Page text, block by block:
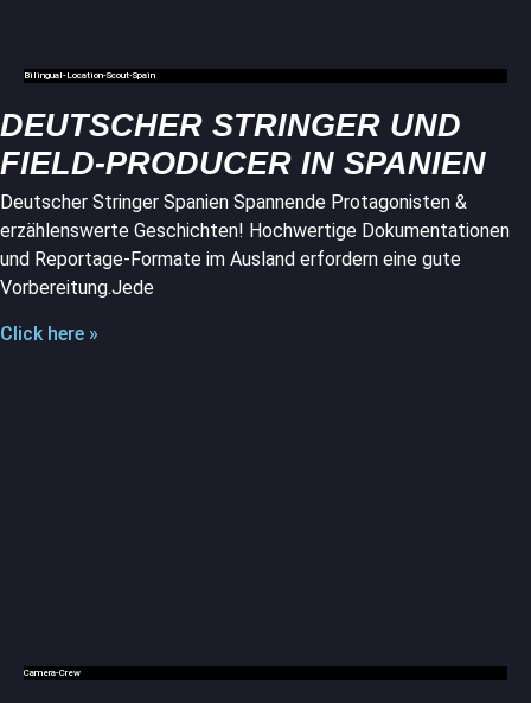
Bilingual-Location-Scout-Spain
DEUTSCHER STRINGER UND
FIELD-PRODUCER IN SPANIEN
Deutscher Stringer Spanien Spannende Protagonisten &
erzählenswerte Geschichten! Hochwertige Dokumentationen
und Reportage-Formate im Ausland erfordern eine gute
Vorbereitung.Jede
Click here »
Camera-Crew